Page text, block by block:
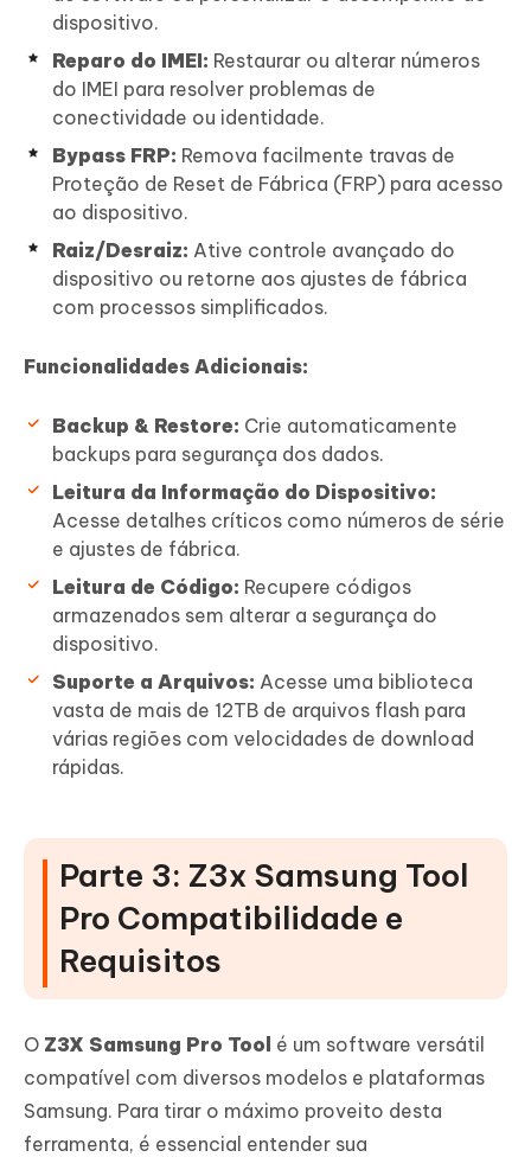
dispositivo.
Reparo do IMEI: Restaurar ou alterar números
do IMEI para resolver problemas de
conectividade ou identidade.
Bypass FRP: Remova facilmente travas de
Proteção de Reset de Fábrica (FRP) para acesso
ao dispositivo.
Raiz/Desraiz: Ative controle avançado do
dispositivo ou retorne aos ajustes de fábrica
com processos simplificados.
Funcionalidades Adicionais:
Backup & Restore: Crie automaticamente
backups para segurança dos dados.
Leitura da Informação do Dispositivo:
Acesse detalhes críticos como números de série
e ajustes de fábrica.
Leitura de Código: Recupere códigos
armazenados sem alterar a segurança do
dispositivo.
Suporte a Arquivos: Acesse uma biblioteca
vasta de mais de 12TB de arquivos flash para
várias regiões com velocidades de download
rápidas.
Parte 3: Z3x Samsung Tool
Pro Compatibilidade e
Requisitos
O Z3X Samsung Pro Tool é um software versátil
compatível com diversos modelos e plataformas
Samsung. Para tirar o máximo proveito desta
ferramenta, é essencial entender sua